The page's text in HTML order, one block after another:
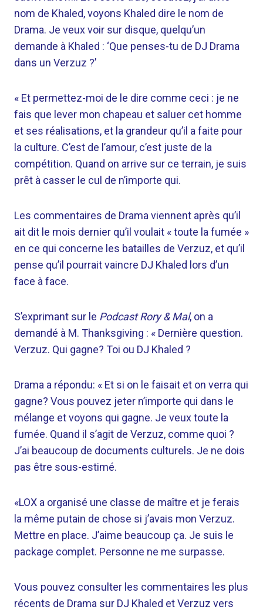
nom de Khaled, voyons Khaled dire le nom de
Drama. Je veux voir sur disque, quelqu’un
demande à Khaled : ‘Que penses-tu de DJ Drama
dans un Verzuz ?’
« Et permettez-moi de le dire comme ceci : je ne
fais que lever mon chapeau et saluer cet homme
et ses réalisations, et la grandeur qu’il a faite pour
la culture. C’est de l’amour, c’est juste de la
compétition. Quand on arrive sur ce terrain, je suis
prêt à casser le cul de n’importe qui.
Les commentaires de Drama viennent après qu’il
ait dit le mois dernier qu’il voulait « toute la fumée »
en ce qui concerne les batailles de Verzuz, et qu’il
pense qu’il pourrait vaincre DJ Khaled lors d’un
face à face.
S’exprimant sur le Podcast Rory & Mal, on a
demandé à M. Thanksgiving : « Dernière question.
Verzuz. Qui gagne? Toi ou DJ Khaled ?
Drama a répondu: « Et si on le faisait et on verra qui
gagne? Vous pouvez jeter n’importe qui dans le
mélange et voyons qui gagne. Je veux toute la
fumée. Quand il s’agit de Verzuz, comme quoi ?
J’ai beaucoup de documents culturels. Je ne dois
pas être sous-estimé.
«LOX a organisé une classe de maître et je ferais
la même putain de chose si j’avais mon Verzuz.
Mettre en place. J’aime beaucoup ça. Je suis le
package complet. Personne ne me surpasse.
Vous pouvez consulter les commentaires les plus
récents de Drama sur DJ Khaled et Verzuz vers